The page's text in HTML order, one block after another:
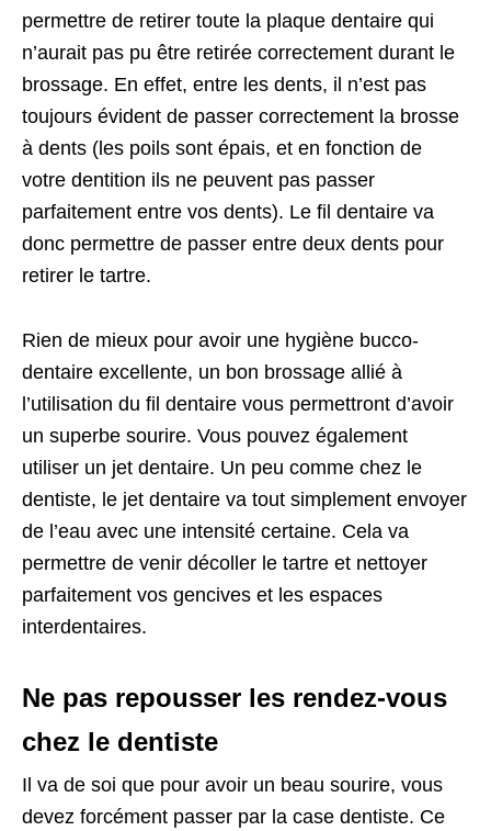
permettre de retirer toute la plaque dentaire qui
n’aurait pas pu être retirée correctement durant le
brossage. En effet, entre les dents, il n’est pas
toujours évident de passer correctement la brosse
à dents (les poils sont épais, et en fonction de
votre dentition ils ne peuvent pas passer
parfaitement entre vos dents). Le fil dentaire va
donc permettre de passer entre deux dents pour
retirer le tartre.
Rien de mieux pour avoir une hygiène bucco-
dentaire excellente, un bon brossage allié à
l’utilisation du fil dentaire vous permettront d’avoir
un superbe sourire. Vous pouvez également
utiliser un jet dentaire. Un peu comme chez le
dentiste, le jet dentaire va tout simplement envoyer
de l’eau avec une intensité certaine. Cela va
permettre de venir décoller le tartre et nettoyer
parfaitement vos gencives et les espaces
interdentaires.
Ne pas repousser les rendez-vous
chez le dentiste
Il va de soi que pour avoir un beau sourire, vous
devez forcément passer par la case dentiste. Ce